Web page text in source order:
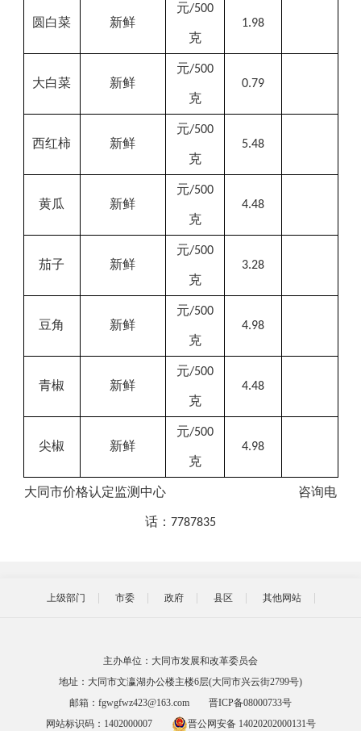
圆白菜 新鲜
元/500
克
1.98
大白菜 新鲜
元/500
克
0.79
西红柿 新鲜
元/500
克
5.48
黄瓜 新鲜
元/500
克
4.48
茄子 新鲜
元/500
克
3.28
豆角 新鲜
元/500
克
4.98
青椒 新鲜
元/500
克
4.48
尖椒 新鲜
元/500
克
4.98
大同市价格认定监测中心 咨询电
话： 7787835
上级部门 市委 政府 县区 其他网站
主办单位：大同市发展和改革委员会
地址：大同市文瀛湖办公楼主楼6层(大同市兴云街2799号)
邮箱：fgwgfwz423@163.com
晋ICP备08000733号
网站标识码：1402000007
晋公网安备 14020202000131号